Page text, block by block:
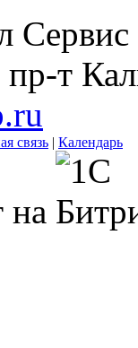
пр-т
связь | Календарь
на